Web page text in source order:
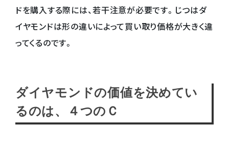
ドを購入する際には、若干注意が必要です。じつはダ
イヤモンドは形の違いによって買い取り価格が大きく違
ってくるのです。
ダイヤモンドの価値を決めてい
るのは、４つのＣ